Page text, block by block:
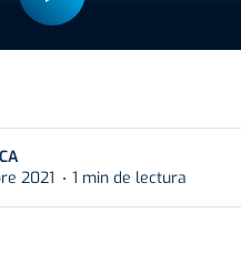
2021
1 min de lectura